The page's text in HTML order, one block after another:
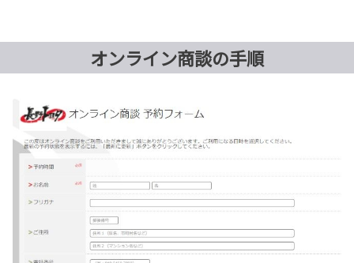
オンライン商談の手順